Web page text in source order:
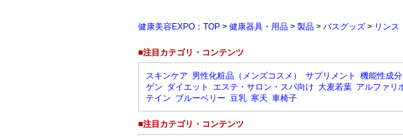
健康美容EXPO：TOP > 健康器具・用品 > 製品 > バスグッズ > リンス
■注目カテゴリ・コンテンツ
スキンケア 男性化粧品（メンズコスメ） サプリメント 機能性成分
ゲン ダイエット エステ・サロン・スパ向け 大麦若葉 アルファリ
テイン ブルーベリー 豆乳 寒天 車椅子
■注目カテゴリ・コンテンツ